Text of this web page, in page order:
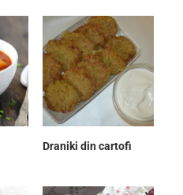
Draniki din cartofi